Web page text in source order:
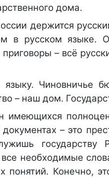
дома.
держится
в русском языке.
– всё
Чиновничье
– наш дом.
имеющихся
– это
государству
все необходимые
понятий. Конечно,